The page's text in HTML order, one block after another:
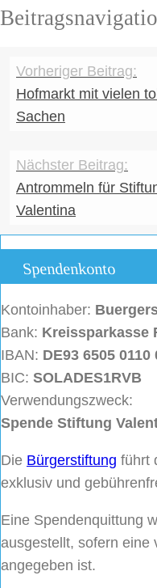
Hofmarkt mit vielen
Sachen
Antrommeln für
Valentina
Spendenkonto
Kontoinhaber:
Bank: Kreissparkasse
IBAN: DE93 6505 0110
BIC: SOLADES1RVB
Verwendungszweck:
Spende Stiftung
Die Bürgerstiftung führt
exklusiv und
Eine Spendenquittung
ausgestellt, sofern eine
angegeben ist.